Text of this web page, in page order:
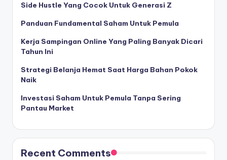
Side Hustle Yang Cocok Untuk Generasi Z
Panduan Fundamental Saham Untuk Pemula
Kerja Sampingan Online Yang Paling Banyak Dicari
Tahun Ini
Strategi Belanja Hemat Saat Harga Bahan Pokok
Naik
Investasi Saham Untuk Pemula Tanpa Sering
Pantau Market
Recent Comments